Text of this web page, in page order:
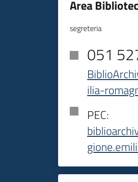
Area
segreteria
051
ilia-
PEC: